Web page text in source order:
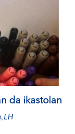
da ikastolan
, LH